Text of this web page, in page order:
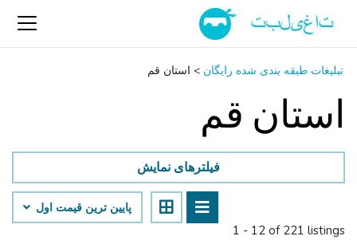
تبلیغات طبقه بندی شده رایگان > استان قم
استان قم
1 - 12 of 221 listings
فیلترهای نمایش
پایین ‌ترین قیمت اول